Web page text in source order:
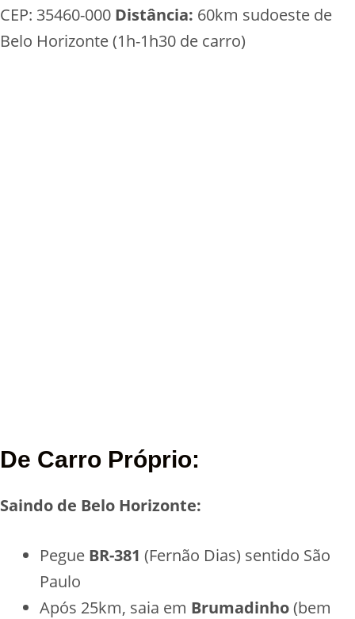
CEP: 35460-000 Distância: 60km sudoeste de
Belo Horizonte (1h-1h30 de carro)
De Carro Próprio:
Saindo de Belo Horizonte:
Pegue BR-381 (Fernão Dias) sentido São
Paulo
Após 25km, saia em Brumadinho(bem